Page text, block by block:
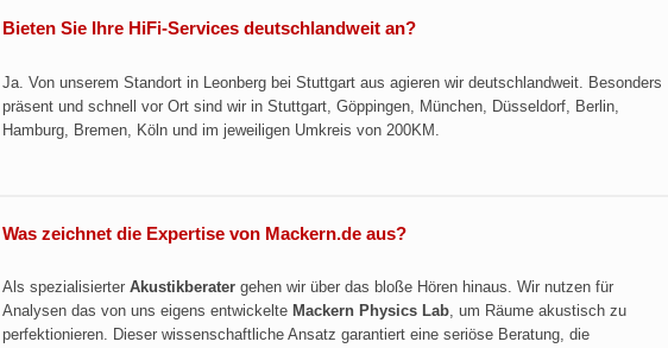
Bieten Sie Ihre HiFi-Services deutschlandweit an?
Ja. Von unserem Standort in Leonberg bei Stuttgart aus agieren wir deutschlandweit. Besonders
präsent und schnell vor Ort sind wir in Stuttgart, Göppingen, München, Düsseldorf, Berlin,
Hamburg, Bremen, Köln und im jeweiligen Umkreis von 200KM.
Was zeichnet die Expertise von Mackern.de aus?
Als spezialisierter Akustikberatergehen wir über das bloße Hören hinaus. Wir nutzen für
Analysen das von uns eigens entwickelte Mackern Physics Lab, um Räume akustisch zu
perfektionieren. Dieser wissenschaftliche Ansatz garantiert eine seriöse Beratung, die